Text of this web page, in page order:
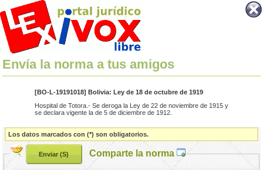
Envía la norma a tus amigos
[BO-L-19191018] Bolivia: Ley de 18 de octubre de 1919
Hospital de Totora.- Se deroga la Ley de 22 de noviembre de 1915 y
se declara vigente la de 5 de diciembre de 1912.
Los datos marcados con (*) son obligatorios.
Comparte la norma